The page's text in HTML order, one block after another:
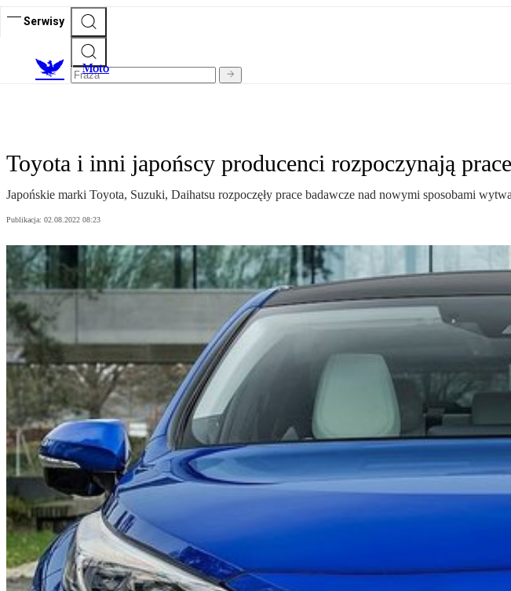
Serwisy
Moto
Toyota i inni japońscy producenci rozpoczynają
Japońskie marki Toyota, Suzuki, Daihatsu rozpoczęły prace badawcze nad nowymi sposobami
Publikacja: 02.08.2022 08:23